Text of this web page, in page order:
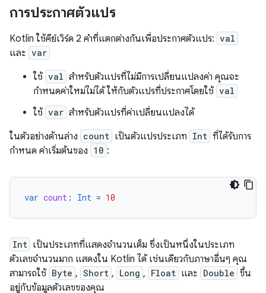
การประกาศตัวแปร
Kotlin ใช้คีย์เวิร์ด 2 คำที่แตกต่างกันเพื่อประกาศตัวแปร: val
และ var
ใช้ val สำหรับตัวแปรที่ไม่มีการเปลี่ยนแปลงค่า คุณจะ
กำหนดค่าใหม่ไม่ได้ ให้กับตัวแปรที่ประกาศโดยใช้ val
ใช้ var สําหรับตัวแปรที่ค่าเปลี่ยนแปลงได้
ในตัวอย่างด้านล่าง count เป็นตัวแปรประเภท Int ที่ได้รับการ
กำหนด ค่าเริ่มต้นของ 10 :
var count : Int = 10
Int เป็นประเภทที่แสดงจำนวนเต็ม ซึ่งเป็นหนึ่งในประเภท
ตัวเลขจำนวนมาก แสดงใน Kotlin ได้ เช่นเดียวกับภาษาอื่นๆ คุณ
สามารถใช้ Byte , Short , Long , Float และ Double ขึ้น
อยู่กับข้อมูลตัวเลขของคุณ